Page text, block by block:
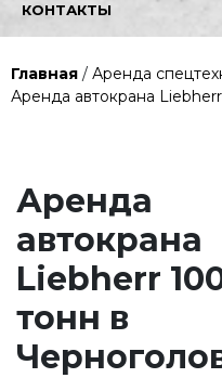
КОНТАКТЫ
Главная / Аренда
Аренда автокрана
Аренда
автокрана
Liebherr
тонн в